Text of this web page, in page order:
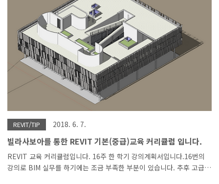
이 몇 가지 있습니다. 그래도 많은 시간을 절약할 수 있어 좋네요... 이
런 애드인이 하나 하나 모이면 야근 없는 직장 생활이 가능하겠죠...
REVIT/TIP 2018. 6. 7.
빌라사보아를 통한 REVIT 기본(중급)교육 커리큘럼 입니다.
REVIT 교육 커리큘럼입니다. 16주 한 학기 강의계획서입니다.16번의
강의로 BIM 실무를 하기에는 조금 부족한 부분이 있습니다. 추후 고급